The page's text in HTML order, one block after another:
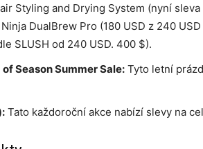
Styling and Drying System (nyní sleva
DualBrew Pro (180 USD z 240
SLUSH od 240 USD. 400 $).
Season Summer Sale: Tyto letní
Tato každoroční akce nabízí slevy na